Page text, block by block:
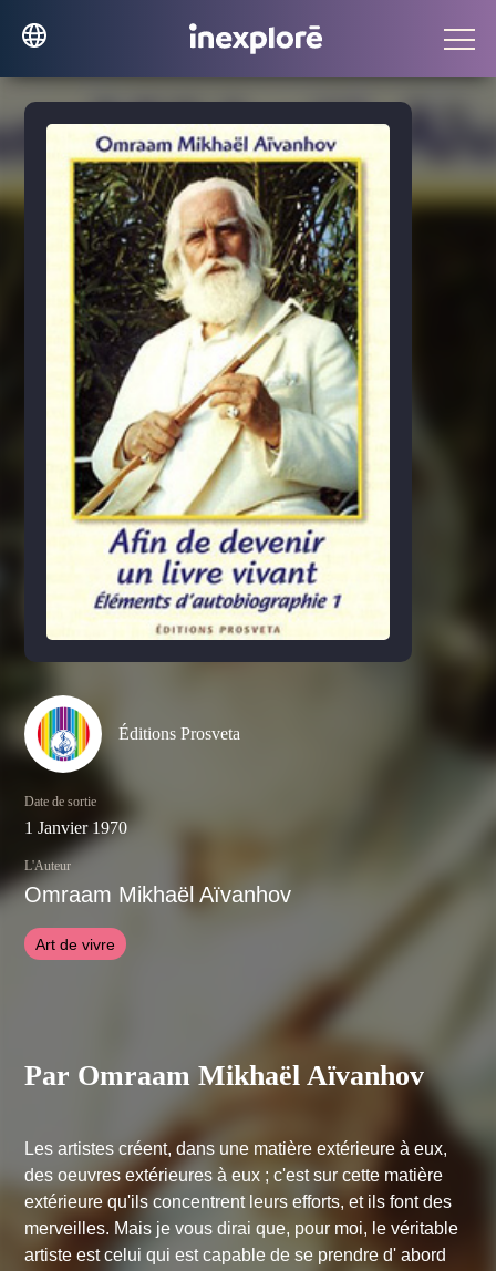
Éditions Prosveta
Date de sortie
1 Janvier 1970
L'Auteur
Omraam Mikhaël Aïvanhov
Art de vivre
Par Omraam Mikhaël Aïvanhov
Les artistes créent, dans une matière extérieure à eux,
des oeuvres extérieures à eux ; c'est sur cette matière
extérieure qu'ils concentrent leurs efforts, et ils font des
merveilles. Mais je vous dirai que, pour moi, le véritable
artiste est celui qui est capable de se prendre d' abord